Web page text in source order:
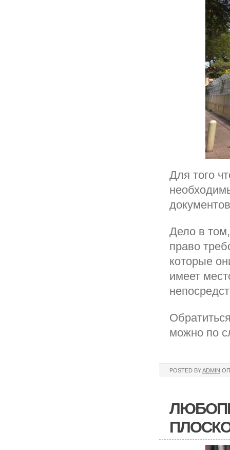
Для того
Дело в
право
которые
имеет
можно по
POSTED BYADMIN